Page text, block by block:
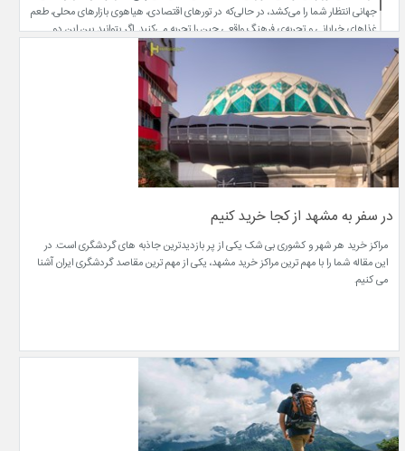
جهانی انتظار شما را می‌کشد، در حالی‌که در تورهای اقتصادی، هیاهوی بازارهای محلی، طعم
غذاهای خیابانی و تجربه‌ی فرهنگ واقعی چین را تجربه می‌کنید. اگر بتوانید بین این دو
رویکرد تعادل برقرار کنید، سفرتان نه‌تنها اقتصادی، بلکه به‌یادماندنی‌تر خواهد بود.
در سفر به مشهد از کجا خرید کنیم
مراکز خرید هر شهر و کشوری بی شک یکی از پر بازدیدترین جاذبه های گردشگری است. در
این مقاله شما را با مهم ترین مراکز خرید مشهد، یکی از مهم ترین مقاصد گردشگری ایران آشنا
می کنیم.